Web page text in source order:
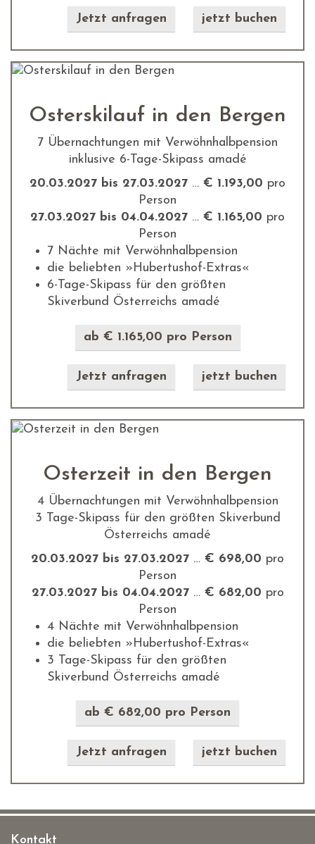
Jetzt anfragen jetzt buchen
Osterskilauf in den Bergen
7 Übernachtungen mit Verwöhnhalbpension
inklusive 6-Tage-Skipass amadé
20.03.2027 bis 27.03.2027 … € 1.193,00 pro
Person
27.03.2027 bis 04.04.2027 … € 1.165,00 pro
Person
7 Nächte mit Verwöhnhalbpension
die beliebten »Hubertushof-Extras«
6-Tage-Skipass für den größten
Skiverbund Österreichs amadé
ab € 1.165,00 pro Person
Jetzt anfragen jetzt buchen
Osterzeit in den Bergen
4 Übernachtungen mit Verwöhnhalbpension
3 Tage-Skipass für den größten Skiverbund
Österreichs amadé
20.03.2027 bis 27.03.2027 … € 698,00 pro
Person
27.03.2027 bis 04.04.2027… € 682,00 pro
Person
4 Nächte mit Verwöhnhalbpension
die beliebten »Hubertushof-Extras«
3 Tage-Skipass für den größten
Skiverbund Österreichs amadé
ab € 682,00 pro Person
Jetzt anfragen jetzt buchen
Kontakt